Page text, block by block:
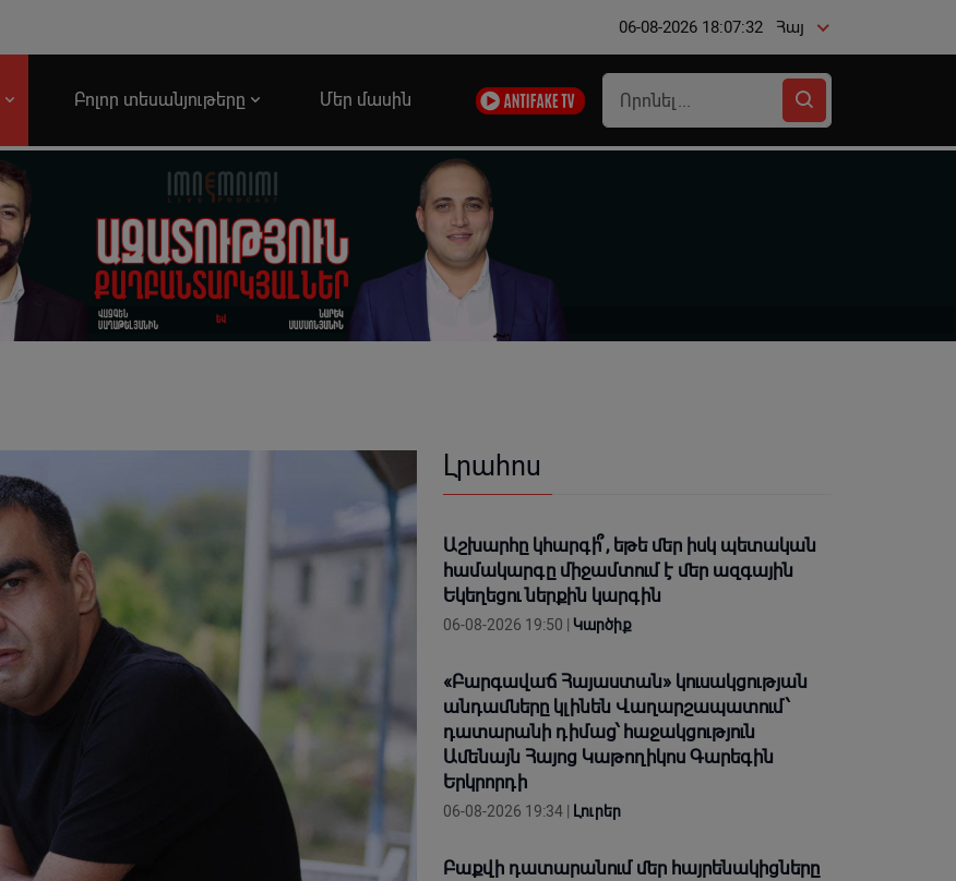
06-08-2026 18:07:33 Հայ
Բոլոր տեսանյութերը Մեր մասին
Լրահոս
Աշխարհը կհարգի՞, եթե մեր իսկ պետական
համակարգը միջամտում է մեր ազգային
Եկեղեցու ներքին կարգին
06-08-2026 19:50 | Կարծիք
«Բարգավաճ Հայաստան» կուսակցության
անդամները կլինեն Վաղարշապատում՝
դատարանի դիմաց՝ հաջակցություն
Ամենայն Հայոց Կաթողիկոս Գարեգին
Երկրորդի
06-08-2026 19:34 | Լուրեր
Բաքվի դատարանում մեր հայրենակիցները